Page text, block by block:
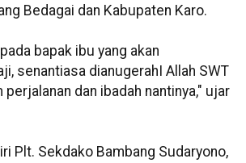
Bedagai dan Kabupaten Karo.
bapak ibu yang akan
senantiasa dianugerahI Allah SWT
perjalanan dan ibadah nantinya," ujar
Plt. Sekdako Bambang Sudaryono,